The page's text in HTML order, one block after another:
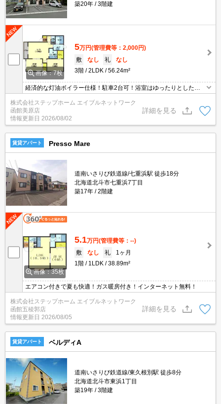
築20年
3階建
画像：7枚
5万円(管理費等：2,000円)
敷
なし 礼
なし
3階
2LDK 56.24m²
経済的な灯油ボイラー仕様！駐車2台可！浴室はゆったりとした一
株式会社ステップホーム エイブルネットワーク
函館美原店
情報更新日 2026/08/02
詳細を見る
賃貸アパート Presso Mare
道南いさりび鉄道線/七重浜駅 徒歩18分
北海道北斗市七重浜7丁目
築17年
2階建
画像：35枚
5.1万円(管理費等：--)
敷
なし 礼
1ヶ月
1階
1LDK 38.89m²
エアコン付きで夏も快適！ガス暖房付き！インターネット無料！
株式会社ステップホーム エイブルネットワーク
函館五稜郭店
情報更新日 2026/08/05
詳細を見る
賃貸アパート ベルディA
道南いさりび鉄道線/東久根別駅 徒歩8分
北海道北斗市東浜1丁目
築19年
3階建